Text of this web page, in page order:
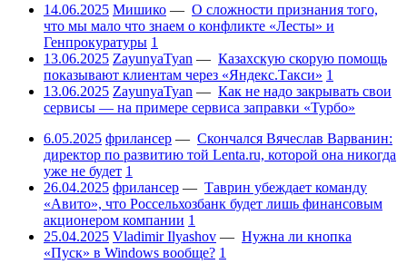
14.06.2025 Мишико — О сложности признания того,
что мы мало что знаем о конфликте «Лесты» и
Генпрокуратуры 1
13.06.2025 ZayunyaTyan — Казахскую скорую помощь
показывают клиентам через «Яндекс.Такси» 1
13.06.2025 ZayunyaTyan — Как не надо закрывать свои
сервисы — на примере сервиса заправки «Турбо»
6.05.2025 фрилансер — Скончался Вячеслав Варванин:
директор по развитию той Lenta.ru, которой она никогда
уже не будет 1
26.04.2025 фрилансер — Таврин убеждает команду
«Авито», что Россельхозбанк будет лишь финансовым
акционером компании 1
25.04.2025 Vladimir Ilyashov — Нужна ли кнопка
«Пуск» в Windows вообще? 1